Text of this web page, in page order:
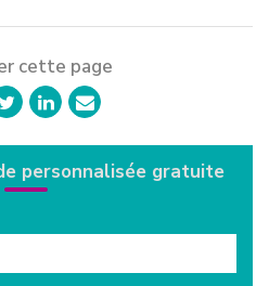
cette page
personnalisée gratuite